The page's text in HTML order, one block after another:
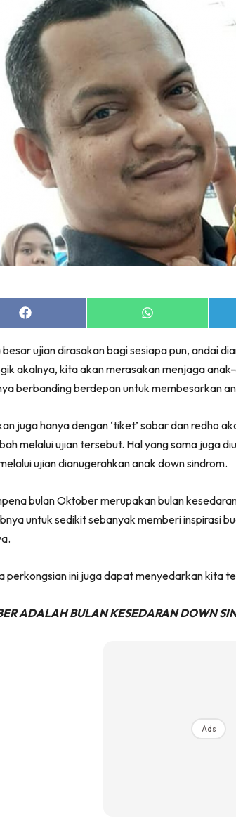
Share
on
Share
on
ujian dirasakan bagi sesiapa pun, andai
akalnya, kita akan merasakan menjaga
berbanding berdepan untuk membesarkan
juga hanya dengan ‘tiket’ sabar dan redho
melalui ujian tersebut. Hal yang sama juga
ujian dianugerahkan anak down sindrom.
bulan Oktober merupakan bulan
untuk sedikit sebanyak memberi inspirasi
perkongsian ini juga dapat menyedarkan kita
ADALAH BULAN KESEDARAN DOWN
Ads